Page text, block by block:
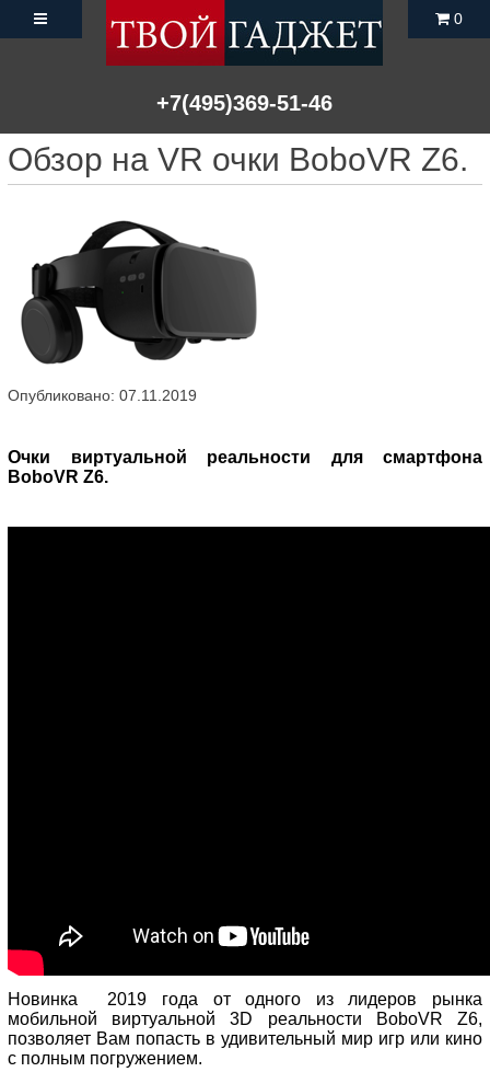
+7(495)369-51-46
0
Обзор на VR очки BoboVR Z6.
Опубликовано: 07.11.2019
Очки виртуальной реальности для смартфона
BoboVR Z6.
Новинка 2019 года от одного из лидеров рынка
мобильной виртуальной 3D реальности BoboVR Z6,
позволяет Вам попасть в удивительный мир игр или кино
с полным погружением.